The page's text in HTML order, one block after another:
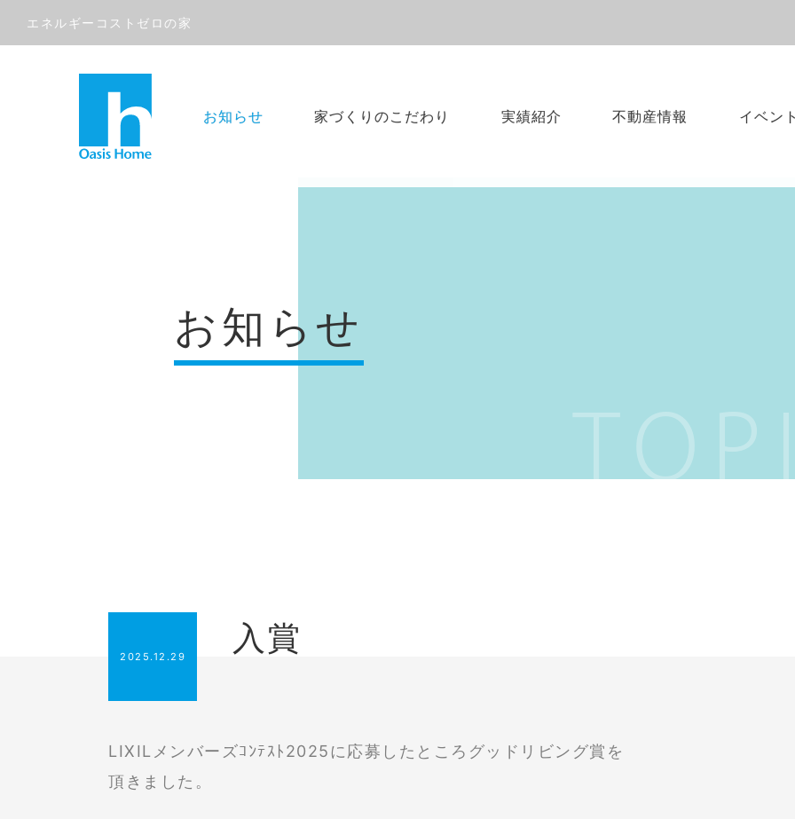
エネルギーコストゼロの家
お知らせ 家づくりのこだわり 実績紹介 不動産情報 イベン
お知らせ
2025.12.29 入賞
LIXILメンバーズｺﾝﾃｽﾄ2025に応募したところグッドリビング賞を
頂きました。